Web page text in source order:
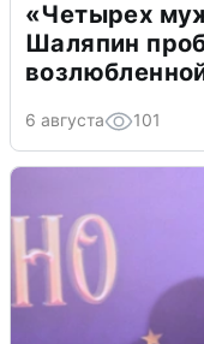
«Четырех
Шаляпин
6 августа 101